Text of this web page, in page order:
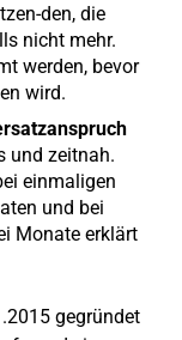
den, die
nicht mehr.
werden, bevor
wird.
und zeitnah.
einmaligen
und bei
Monate erklärt
gegründet